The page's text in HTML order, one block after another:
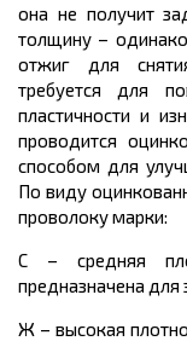
она не получит
толщину –
отжиг для
требуется для
пластичности и
проводится
способом для
По виду
проволоку марки:
С – средняя
предназначена для
Ж – высокая